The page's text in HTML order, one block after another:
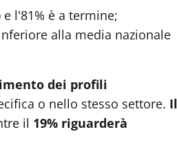
l'81% è a termine;
alla media nazionale
dei profili
o nello stesso settore. Il
il 19% riguarderà